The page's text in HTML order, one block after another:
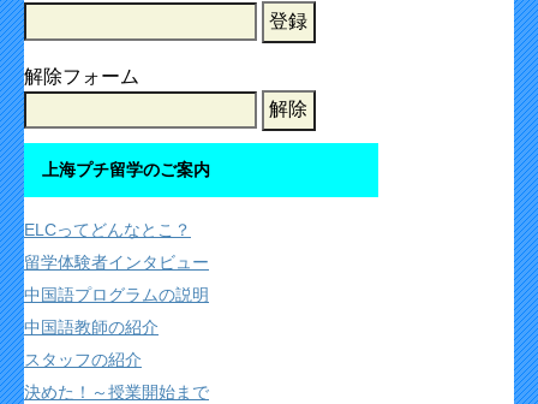
解除フォーム
上海プチ留学のご案内
ELCってどんなとこ？
留学体験者インタビュー
中国語プログラムの説明
中国語教師の紹介
スタッフの紹介
決めた！～授業開始まで